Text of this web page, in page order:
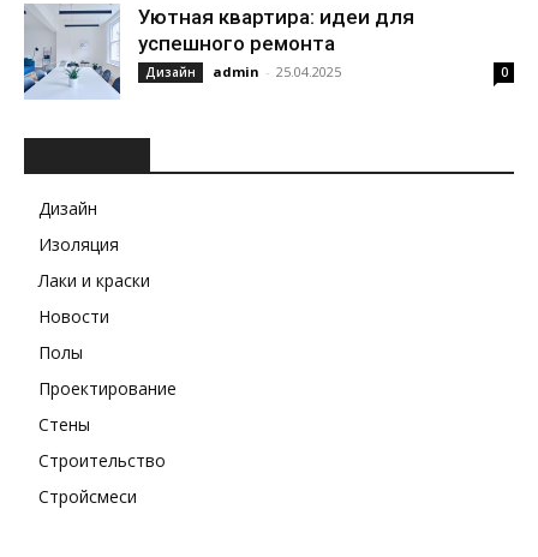
Уютная квартира: идеи для
успешного ремонта
Дизайн admin - 25.04.2025 0
Дизайн
Изоляция
Лаки и краски
Новости
Полы
Проектирование
Стены
Строительство
Стройсмеси